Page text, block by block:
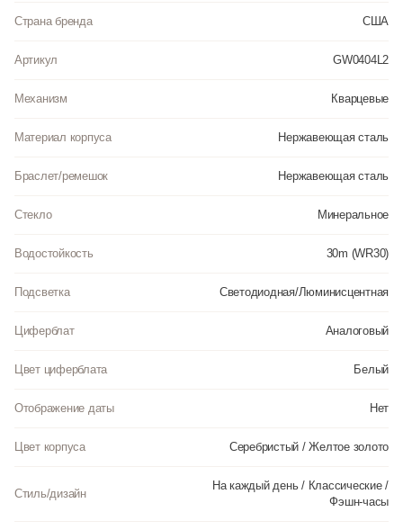
Страна бренда США
Артикул GW0404L2
Механизм Кварцевые
Материал корпуса Нержавеющая сталь
Браслет/ремешок Нержавеющая сталь
Стекло Минеральное
Водостойкость 30m (WR30)
Подсветка Светодиодная/Люминисцентная
Циферблат Аналоговый
Цвет циферблата Белый
Отображение даты Нет
Цвет корпуса Серебристый / Желтое золото
Стиль/дизайн
На каждый день / Классические /
Фэшн-часы